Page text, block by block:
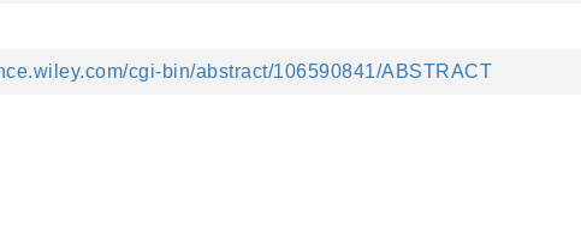
cgi-bin/abstract/106590841/ABSTRACT